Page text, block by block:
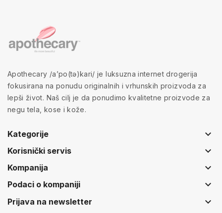
Apothecary /a’po(tə)kari/ je luksuzna internet drogerija
fokusirana na ponudu originalnih i vrhunskih proizvoda za
lepši život. Naš cilj je da ponudimo kvalitetne proizvode za
negu tela, kose i kože.
Kategorije keyboard_arrow_down
Korisnički servis keyboard_arrow_down
Kompanija keyboard_arrow_down
Podaci o kompaniji keyboard_arrow_down
Prijava na newsletter keyboard_arrow_down